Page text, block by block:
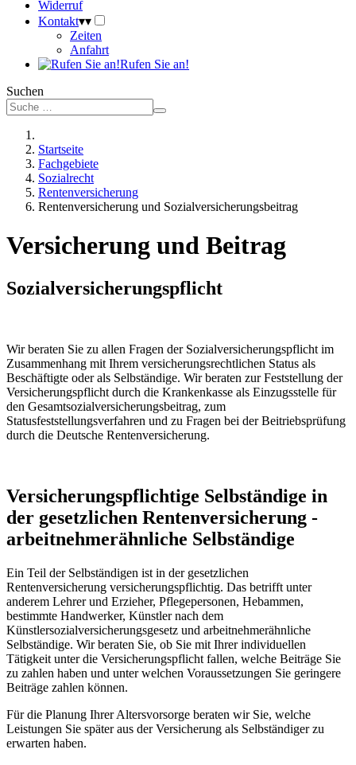
Widerruf
Kontakt▾▾
Zeiten
Anfahrt
Rufen Sie an!
Suchen
Startseite
Fachgebiete
Sozialrecht
Rentenversicherung
Rentenversicherung und Sozialversicherungsbeitrag
Versicherung und Beitrag
Sozialversicherungspflicht
Wir beraten Sie zu allen Fragen der Sozialversicherungspflicht im
Zusammenhang mit Ihrem versicherungsrechtlichen Status als
Beschäftigte oder als Selbständige. Wir beraten zur Feststellung der
Versicherungspflicht durch die Krankenkasse als Einzugsstelle für
den Gesamtsozialversicherungsbeitrag, zum
Statusfeststellungsverfahren und zu Fragen bei der Beitriebsprüfung
durch die Deutsche Rentenversicherung.
Versicherungspflichtige Selbständige in
der gesetzlichen Rentenversicherung -
arbeitnehmerähnliche Selbständige
Ein Teil der Selbständigen ist in der gesetzlichen
Rentenversicherung versicherungspflichtig. Das betrifft unter
anderem Lehrer und Erzieher, Pflegepersonen, Hebammen,
bestimmte Handwerker, Künstler nach dem
Künstlersozialversicherungsgesetz und arbeitnehmerähnliche
Selbständige. Wir beraten Sie, ob Sie mit Ihrer individuellen
Tätigkeit unter die Versicherungspflicht fallen, welche Beiträge Sie
zu zahlen haben und unter welchen Voraussetzungen Sie geringere
Beiträge zahlen können.
Für die Planung Ihrer Altersvorsorge beraten wir Sie, welche
Leistungen Sie später aus der Versicherung als Selbständiger zu
erwarten haben.